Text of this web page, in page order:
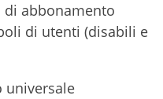
di abbonamento
di utenti (disabili e
universale